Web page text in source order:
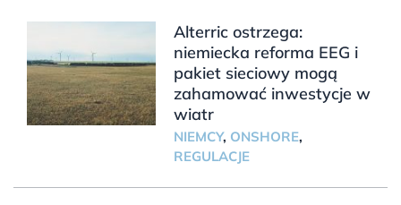
Alterric ostrzega:
niemiecka reforma EEG i
pakiet sieciowy mogą
zahamować inwestycje w
wiatr
NIEMCY, ONSHORE,
REGULACJE